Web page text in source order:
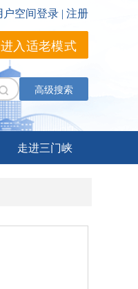
进入适老模式
高级搜索
走进三门峡